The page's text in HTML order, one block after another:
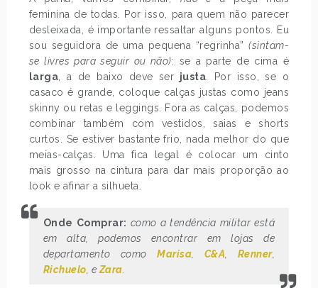
feminina de todas. Por isso, para quem não parecer
desleixada, é importante ressaltar alguns pontos. Eu
sou seguidora de uma pequena “regrinha”(sintam-
se livres para seguir ou não): se a parte de cima é
larga , a de baixo deve ser justa . Por isso, se o
casaco é grande, coloque calças justas como jeans
skinny ou retas e leggings. Fora as calças, podemos
combinar também com vestidos, saias e shorts
curtos. Se estiver bastante frio, nada melhor do que
meias-calças. Uma fica legal é colocar um cinto
mais grosso na cintura para dar mais proporção ao
look e afinar a silhueta.
Onde Comprar: como a tendência militar está
em alta, podemos encontrar em lojas de
departamento como Marisa C&A Renner,
Richuelo , eZara